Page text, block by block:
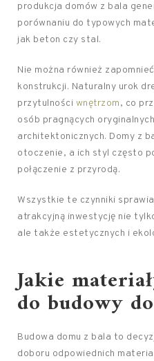
produkcja domów z bala
porównaniu do typowych
jak beton czy stal.
Nie można również
konstrukcji. Naturalny urok
przytulności wnętrzom, co
osób pragnących
architektonicznych. Domy z
otoczenie, a ich styl często
połączenie z przyrodą.
Wszystkie te czynniki
atrakcyjną inwestycję nie
ale także estetycznych i
Jakie
do budowy
Budowa domu z bala to
doboru odpowiednich